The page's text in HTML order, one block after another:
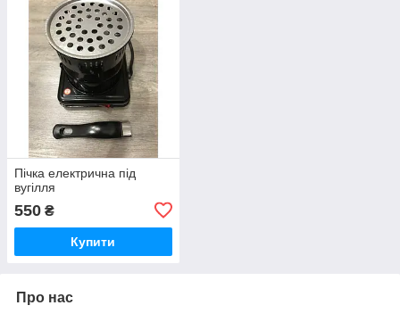
Пічка електрична під
вугілля
550 ₴
Купити
Про нас